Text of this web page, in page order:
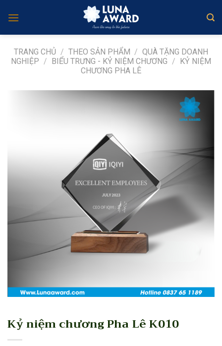
TRANG CHỦ / THEO SẢN PHẨM / QUÀ TẶNG DOANH
NGHIỆP / BIỂU TRƯNG - KỶ NIỆM CHƯƠNG / KỶ NIỆM
CHƯƠNG PHA LÊ
Kỷ niệm chương Pha Lê K010